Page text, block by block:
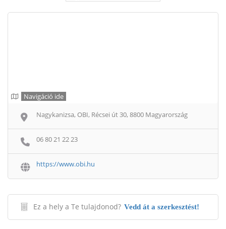
Navigáció ide
Nagykanizsa, OBI, Récsei út 30, 8800 Magyarország
06 80 21 22 23
https://www.obi.hu
Ez a hely a Te tulajdonod? Vedd át a szerkesztést!